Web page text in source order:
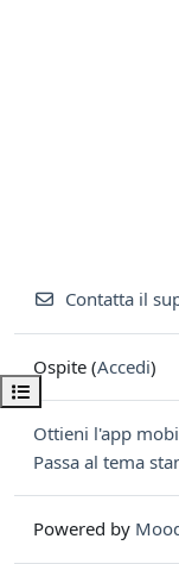
Apri indice del corso
Contatta il
Ospite (Accedi)
Ottieni l'app
Passa al tema
Powered by